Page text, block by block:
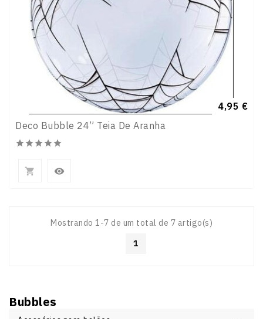
Preço
4,95 €
Deco Bubble 24” Teia De Aranha

 
Mostrando 1-7 de um total de 7 artigo(s)
1
Bubbles